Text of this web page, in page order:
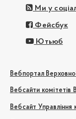
Ми у
Фейсбук
Ютьюб
Вебпортал
Вебсайти комітетів
Вебсайт